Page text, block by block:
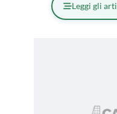
Leggi gli